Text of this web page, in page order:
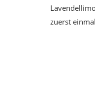
zuerst